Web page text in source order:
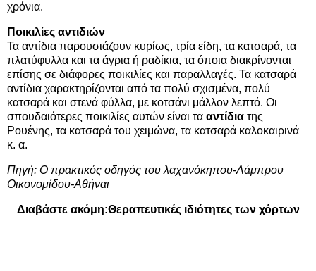
χρόνια.
Ποικιλίες αντιδιών
Τα αντίδια παρουσιάζουν κυρίως, τρία είδη, τα κατσαρά, τα
πλατύφυλλα και τα άγρια ή ραδίκια, τα όποια διακρίνονται
επίσης σε διάφορες ποικιλίες και παραλλαγές. Τα κατσαρά
αντίδια χαρακτηρίζονται από τα πολύ σχισμένα, πολύ
κατσαρά και στενά φύλλα, με κοτσάνι μάλλον λεπτό. Οι
σπουδαιότερες ποικιλίες αυτών είναι τα αντίδια της
Ρουένης, τα κατσαρά του χειμώνα, τα κατσαρά καλοκαιρινά
κ. α.
Πηγή: Ο πρακτικός οδηγός του λαχανόκηπου-Λάμπρου
Οικονομίδου-Αθήναι
Διαβάστε ακόμη:Θεραπευτικές ιδιότητες των χόρτων